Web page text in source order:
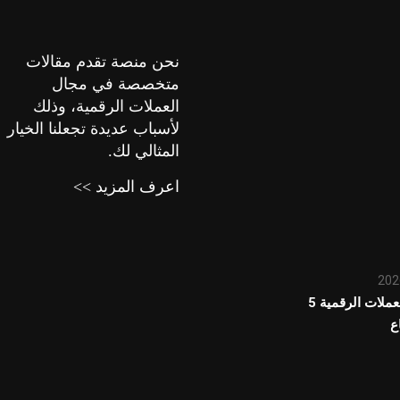
تحديث سوق العملات الرقمية 5
نحن منصة تقدم مقالات
متخصصة في مجال
العملات الرقمية، وذلك
لأسباب عديدة تجعلنا الخيار
المثالي لك.
اعرف المزيد >>